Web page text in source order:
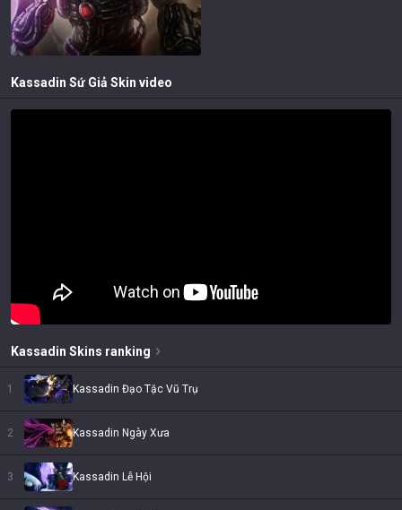
Kassadin Sứ Giả Skin video
Kassadin Skins ranking
1 Kassadin Đạo Tặc Vũ Trụ
2 Kassadin Ngày Xưa
3 Kassadin Lễ Hội